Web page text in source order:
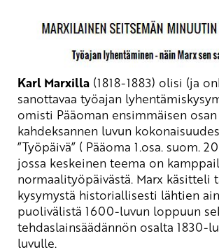
Karl Marxilla (1818-1883) olisi (ja
sanottavaa työajan
omisti Pääoman ensimmäisen osan
kahdeksannen luvun
”Työpäivä” ( Pääoma 1.osa. suom.
jossa keskeinen teema on
normaalityöpäivästä. Marx käsitteli
kysymystä historiallisesti lähtien
puolivälistä 1600-luvun loppuun
tehdaslainsäädännön osalta 1830-
luvulle.